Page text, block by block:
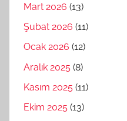
Mart 2026 (13)
Şubat 2026 (11)
Ocak 2026 (12)
Aralık 2025 (8)
Kasım 2025 (11)
Ekim 2025 (13)